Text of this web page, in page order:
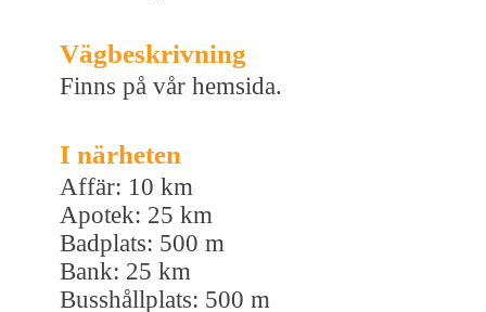
Vägbeskrivning
Finns på vår hemsida.
I närheten
Affär: 10 km
Apotek: 25 km
Badplats: 500 m
Bank: 25 km
Busshållplats: 500 m